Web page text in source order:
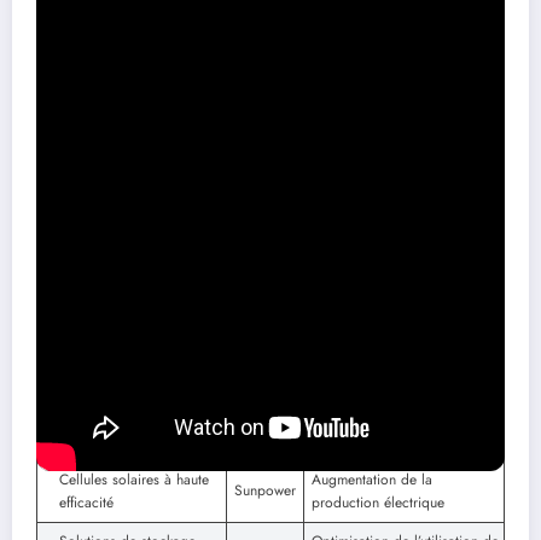
Panneaux solaires
flexibles
Photowatt
Meilleure performance sur
divers supports
Cellules solaires à haute
efficacité
Sunpower
Augmentation de la
production électrique